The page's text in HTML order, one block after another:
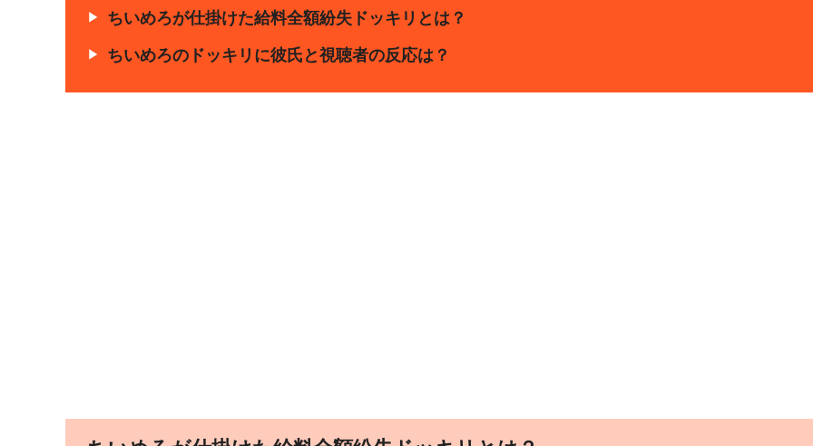
ちいめろが仕掛けた給料全額紛失ドッキリとは？
ちいめろのドッキリに彼氏と視聴者の反応は？